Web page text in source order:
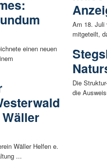
einen neuen
Wäller Helfen e.
...
Am 18. Juli
mitgeteilt,
Die
die